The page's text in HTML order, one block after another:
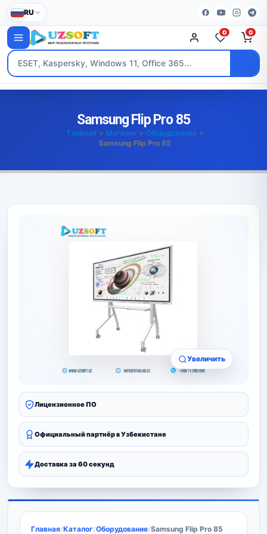
RU
0 0
Samsung Flip Pro 85
Главная » Магазин » Оборудование »
Samsung Flip Pro 85
Увеличить
Лицензионное ПО
Официальный партнёр в Узбекистане
Доставка за 60 секунд
Главная/Каталог/Оборудование/Samsung Flip Pro 85